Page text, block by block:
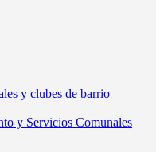
y clubes de barrio
y Servicios Comunales